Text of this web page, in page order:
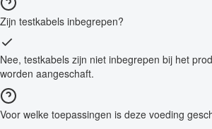
Zijn testkabels inbegrepen?
Nee, testkabels zijn niet inbegrepen bij het
worden aangeschaft.
Voor welke toepassingen is deze voeding